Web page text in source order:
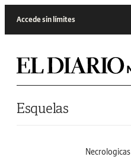
Accede sin límites
Esquelas
Necrologicas